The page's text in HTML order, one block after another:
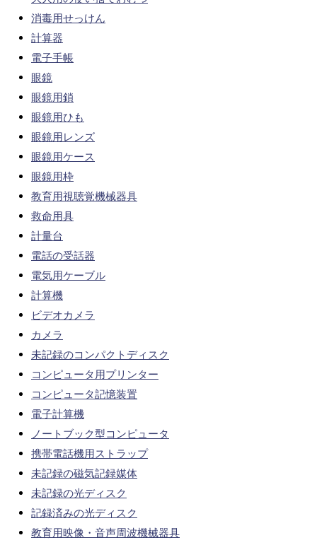
消毒用せっけん
計算器
電子手帳
眼鏡
眼鏡用鎖
眼鏡用ひも
眼鏡用レンズ
眼鏡用ケース
眼鏡用枠
教育用視聴覚機械器具
救命用具
計量台
電話の受話器
電気用ケーブル
計算機
ビデオカメラ
カメラ
未記録のコンパクトディスク
コンピュータ用プリンター
コンピュータ記憶装置
電子計算機
ノートブック型コンピュータ
携帯電話機用ストラップ
未記録の磁気記録媒体
未記録の光ディスク
記録済みの光ディスク
教育用映像・音声周波機械器具